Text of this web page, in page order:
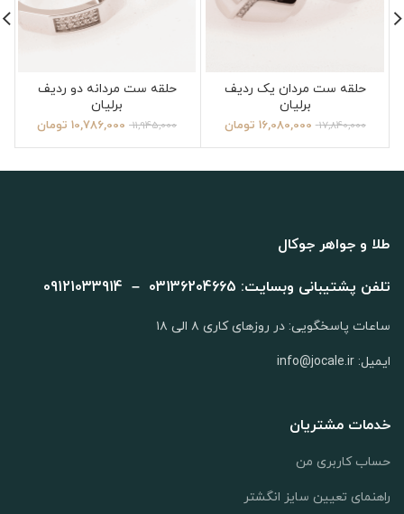
حلقه ست مردان یک ردیف
برلیان
17,840,000
16,080,000 تومان
حلقه ست مردانه دو ردیف
برلیان
11,945,000
10,786,000 تومان
طلا و جواهر جوکال
تلفن پشتیبانی وبسایت: 03136204665 – 09121033914
ساعات پاسخگویی: در روزهای کاری ۸ الی ۱۸
ایمیل: info@jocale.ir
خدمات مشتریان
حساب کاربری من
راهنمای تعیین سایز انگشتر